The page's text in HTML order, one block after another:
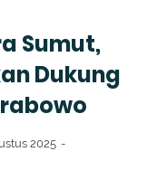
Sumut,
Dukung
2025